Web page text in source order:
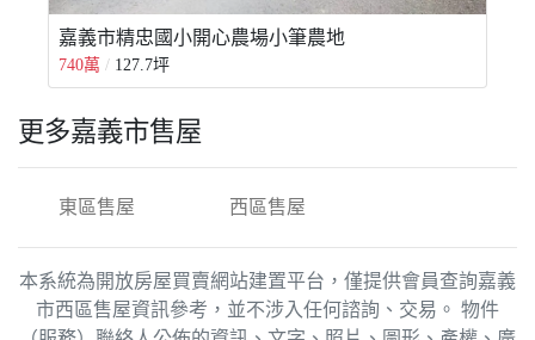
嘉義市精忠國小開心農場小筆農地
740萬 127.7坪
更多嘉義市售屋
東區售屋 西區售屋
本系統為開放房屋買賣網站建置平台，僅提供會員查詢嘉義
市西區售屋資訊參考，並不涉入任何諮詢、交易。 物件